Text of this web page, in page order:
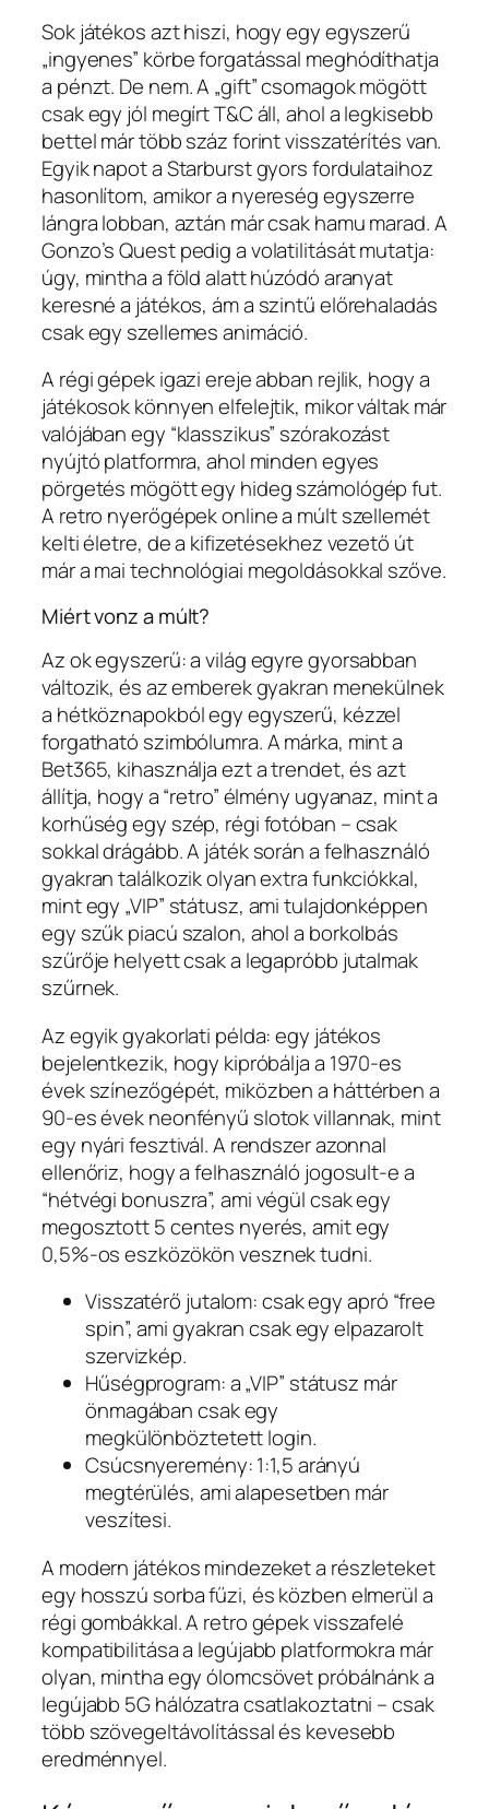
Sok játékos azt hiszi, hogy egy egyszerű
„ingyenes” körbe forgatással meghódíthatja
a pénzt. De nem. A „gift” csomagok mögött
csak egy jól megírt T&C áll, ahol a legkisebb
bettel már több száz forint visszatérítés van.
Egyik napot a Starburst gyors fordulataihoz
hasonlítom, amikor a nyereség egyszerre
lángra lobban, aztán már csak hamu marad. A
Gonzo’s Quest pedig a volatilitását mutatja:
úgy, mintha a föld alatt húzódó aranyat
keresné a játékos, ám a szintű előrehaladás
csak egy szellemes animáció.
A régi gépek igazi ereje abban rejlik, hogy a
játékosok könnyen elfelejtik, mikor váltak már
valójában egy “klasszikus” szórakozást
nyújtó platformra, ahol minden egyes
pörgetés mögött egy hideg számológép fut.
A retro nyerőgépek online a múlt szellemét
kelti életre, de a kifizetésekhez vezető út
már a mai technológiai megoldásokkal szőve.
Miért vonz a múlt?
Az ok egyszerű: a világ egyre gyorsabban
változik, és az emberek gyakran menekülnek
a hétköznapokból egy egyszerű, kézzel
forgatható szimbólumra. A márka, mint a
Bet365, kihasználja ezt a trendet, és azt
állítja, hogy a “retro” élmény ugyanaz, mint a
korhűség egy szép, régi fotóban – csak
sokkal drágább. A játék során a felhasználó
gyakran találkozik olyan extra funkciókkal,
mint egy „VIP” státusz, ami tulajdonképpen
egy szűk piacú szalon, ahol a borkolbás
szűrője helyett csak a legapróbb jutalmak
szűrnek.
Az egyik gyakorlati példa: egy játékos
bejelentkezik, hogy kipróbálja a 1970-es
évek színezőgépét, miközben a háttérben a
90-es évek neonfényű slotok villannak, mint
egy nyári fesztivál. A rendszer azonnal
ellenőriz, hogy a felhasználó jogosult-e a
“hétvégi bonuszra”, ami végül csak egy
megosztott 5 centes nyerés, amit egy
0,5%-os eszközökön vesznek tudni.
Visszatérő jutalom: csak egy apró “free
spin”, ami gyakran csak egy elpazarolt
szervizkép.
Hűségprogram: a „VIP” státusz már
önmagában csak egy
megkülönböztetett login.
Csúcsnyeremény: 1:1,5 arányú
megtérülés, ami alapesetben már
veszítesi.
A modern játékos mindezeket a részleteket
egy hosszú sorba fűzi, és közben elmerül a
régi gombákkal. A retro gépek visszafelé
kompatibilitása a legújabb platformokra már
olyan, mintha egy ólomcsövet próbálnánk a
legújabb 5G hálózatra csatlakoztatni – csak
több szövegeltávolítással és kevesebb
eredménnyel.